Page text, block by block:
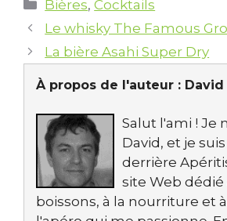
Bières,Cocktails
Le whisky The Famous
La bière Asahi Super Dry
À propos de l'auteur : David
Salut l'ami ! Je
David, et je
derrière
site Web dédié
boissons, à la nourriture et